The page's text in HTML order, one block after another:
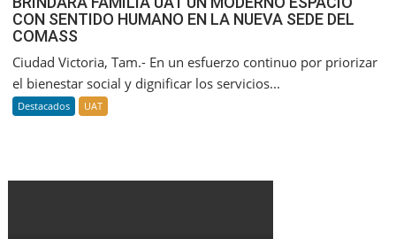
CON SENTIDO HUMANO EN LA NUEVA SEDE DEL
COMASS
Ciudad Victoria, Tam.- En un esfuerzo continuo por priorizar
el bienestar social y dignificar los servicios...
Destacados UAT